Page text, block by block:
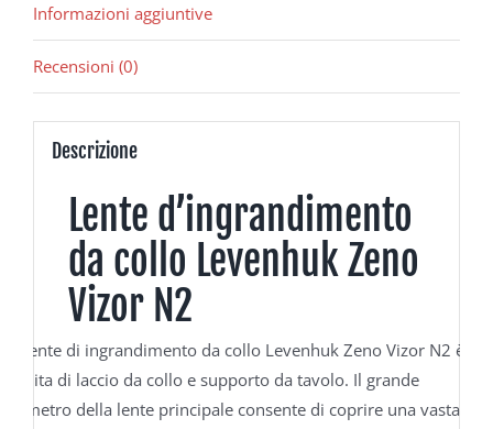
Informazioni aggiuntive
Recensioni (0)
Descrizione
Lente d’ingrandimento
da collo Levenhuk Zeno
Vizor N2
La lente di ingrandimento da collo Levenhuk Zeno Vizor N2 è
fornita di laccio da collo e supporto da tavolo. Il grande
diametro della lente principale consente di coprire una vasta